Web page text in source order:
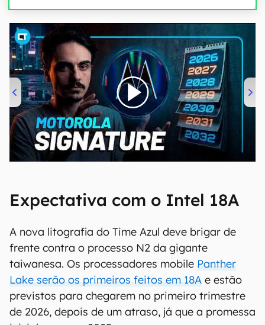
00:00/20:46
Expectativa com o Intel 18A
A nova litografia do Time Azul deve brigar de
frente contra o processo N2 da gigante
taiwanesa. Os processadores mobile Panther
Lake serão os primeiros feitos em 18A e estão
previstos para chegarem no primeiro trimestre
de 2026, depois de um atraso, já que a promessa